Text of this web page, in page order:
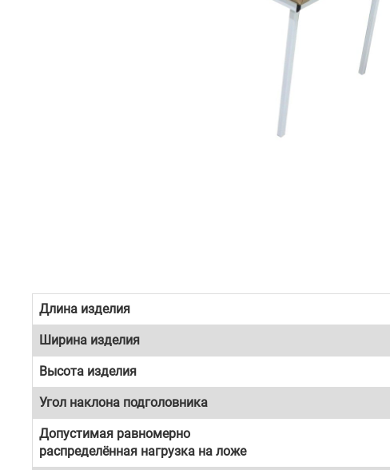
Длина изделия
Ширина изделия
Высота изделия
Угол наклона подголовника
Допустимая равномерно
распределённая нагрузка на ложе